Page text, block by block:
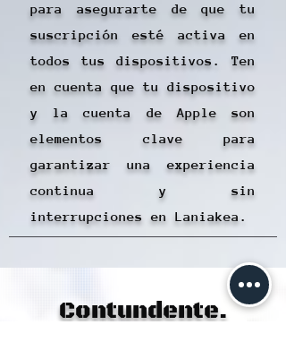
para asegurarte de que tu
suscripción esté activa en
todos tus dispositivos. Ten
en cuenta que tu dispositivo
y la cuenta de Apple son
elementos clave para
garantizar una experiencia
continua y sin
interrupciones en Laniakea.
Contundente.